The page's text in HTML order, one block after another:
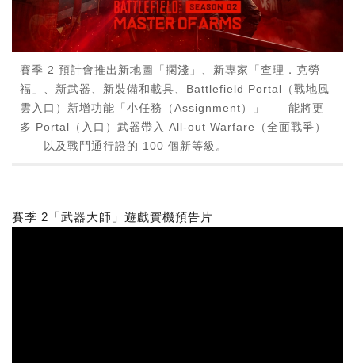
賽季 2 預計會推出新地圖「擱淺」、新專家「查理．克勞
福」、新武器、新裝備和載具、Battlefield Portal（戰地風
雲入口）新增功能「小任務（Assignment）」——能將更
多 Portal（入口）武器帶入 All-out Warfare（全面戰爭）
——以及戰鬥通行證的 100 個新等級。
賽季 2「武器大師」遊戲實機預告片